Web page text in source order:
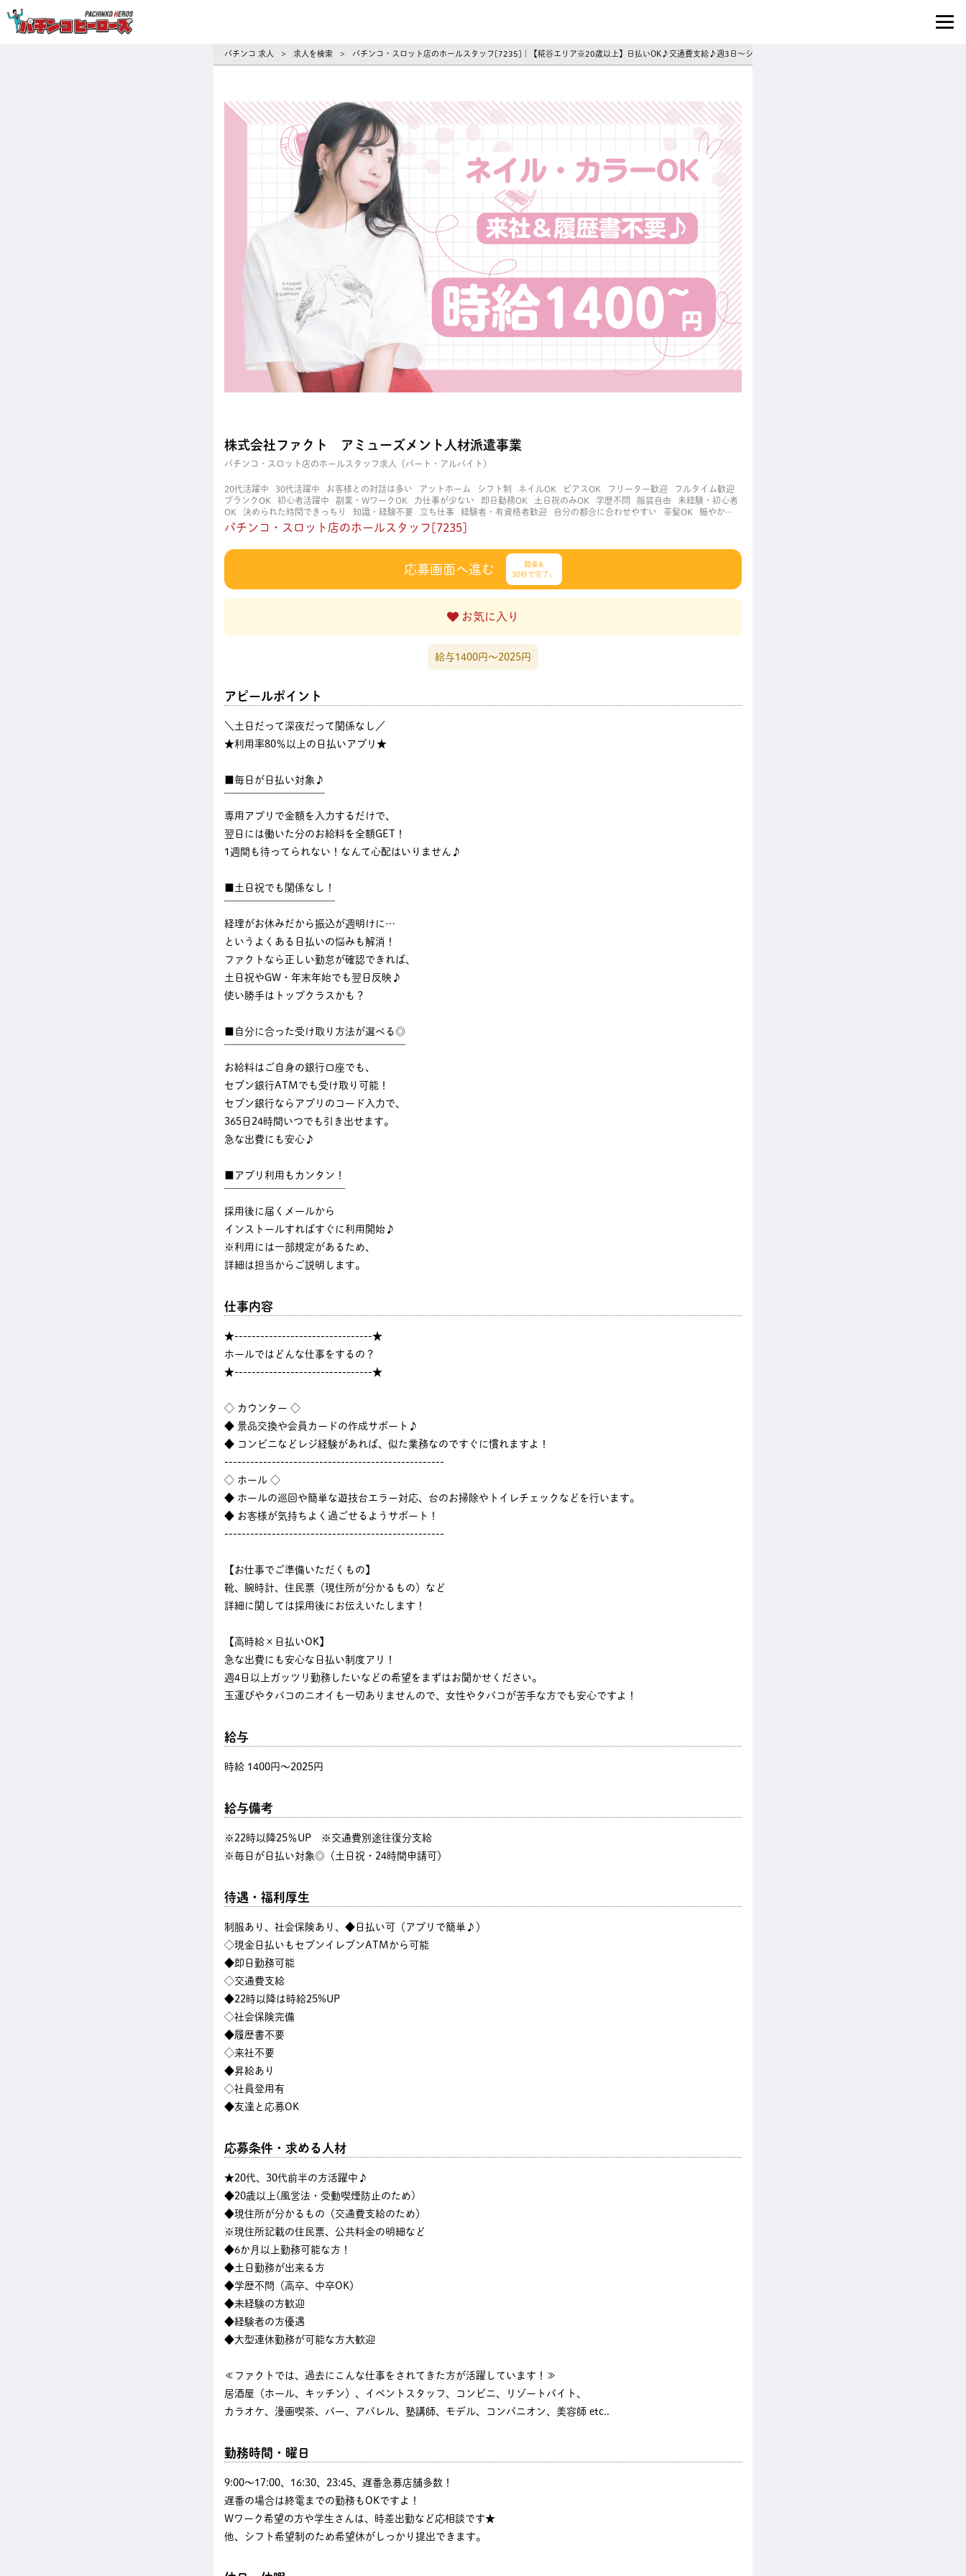
パチンコ 求人 > 求人を検索 > パチンコ・スロット店のホールスタッフ[7235]｜【糀谷エリア※20歳以上】日払いOK♪交通費支給♪週3日～シフト相談◎
株式会社ファクト アミューズメント人材派遣事業
パチンコ・スロット店のホールスタッフ求人（パート・アルバイト）
20代活躍中 30代活躍中 お客様との対話は多い アットホーム シフト制 ネイルOK ピアスOK フリーター歓迎
フルタイム歓迎
ブランクOK
初心者活躍中 副業・WワークOK 力仕事が少ない 即日勤務OK 土日祝のみOK 学歴不問 服装自由
未経験・初心者
OK
決められた時間できっちり 知識・経験不要 立ち仕事 経験者・有資格者歓迎 自分の都合に合わせやすい 茶髪OK
賑やかな
職場
週4日以上OK 長く働ける 長期歓迎 髪型自由 髪色自由
パチンコ・スロット店のホールスタッフ[7235]
応募画面へ進む
簡単&
30秒で完了♩
お気に入り
給与1400円〜2025円
アピールポイント
＼土日だって深夜だって関係なし／
★利用率80％以上の日払いアプリ★
■毎日が日払い対象♪
専用アプリで金額を入力するだけで、
翌日には働いた分のお給料を全額GET！
1週間も待ってられない！なんて心配はいりません♪
■土日祝でも関係なし！
経理がお休みだから振込が週明けに…
というよくある日払いの悩みも解消！
ファクトなら正しい勤怠が確認できれば、
土日祝やGW・年末年始でも翌日反映♪
使い勝手はトップクラスかも？
■自分に合った受け取り方法が選べる◎
お給料はご自身の銀行口座でも、
セブン銀行ATMでも受け取り可能！
セブン銀行ならアプリのコード入力で、
365日24時間いつでも引き出せます。
急な出費にも安心♪
■アプリ利用もカンタン！
採用後に届くメールから
インストールすればすぐに利用開始♪
※利用には一部規定があるため、
詳細は担当からご説明します。
仕事内容
★--------------------------------★
ホールではどんな仕事をするの？
★--------------------------------★
◇ カウンター ◇
◆ 景品交換や会員カードの作成サポート♪
◆ コンビニなどレジ経験があれば、似た業務なのですぐに慣れますよ！
---------------------------------------------------
◇ ホール ◇
◆ ホールの巡回や簡単な遊技台エラー対応、台のお掃除やトイレチェックなどを行います。
◆ お客様が気持ちよく過ごせるようサポート！
---------------------------------------------------
【お仕事でご準備いただくもの】
靴、腕時計、住民票（現住所が分かるもの）など
詳細に関しては採用後にお伝えいたします！
【高時給×日払いOK】
急な出費にも安心な日払い制度アリ！
週4日以上ガッツリ勤務したいなどの希望をまずはお聞かせください。
玉運びやタバコのニオイも一切ありませんので、女性やタバコが苦手な方でも安心ですよ！
給与
時給 1400円〜2025円
給与備考
※22時以降25％UP ※交通費別途往復分支給
※毎日が日払い対象◎（土日祝・24時間申請可）
待遇・福利厚生
制服あり、社会保険あり、◆日払い可（アプリで簡単♪）
◇現金日払いもセブンイレブンATMから可能
◆即日勤務可能
◇交通費支給
◆22時以降は時給25%UP
◇社会保険完備
◆履歴書不要
◇来社不要
◆昇給あり
◇社員登用有
◆友達と応募OK
応募条件・求める人材
★20代、30代前半の方活躍中♪
◆20歳以上(風営法・受動喫煙防止のため)
◆現住所が分かるもの（交通費支給のため）
※現住所記載の住民票、公共料金の明細など
◆6か月以上勤務可能な方！
◆土日勤務が出来る方
◆学歴不問（高卒、中卒OK）
◆未経験の方歓迎
◆経験者の方優遇
◆大型連休勤務が可能な方大歓迎
≪ファクトでは、過去にこんな仕事をされてきた方が活躍しています！≫
居酒屋（ホール、キッチン）、イベントスタッフ、コンビニ、リゾートバイト、
カラオケ、漫画喫茶、バー、アパレル、塾講師、モデル、コンパニオン、美容師 etc..
勤務時間・曜日
9:00〜17:00、16:30、23:45、遅番急募店舗多数！
遅番の場合は終電までの勤務もOKですよ！
Wワーク希望の方や学生さんは、時差出勤など応相談です★
他、シフト希望制のため希望休がしっかり提出できます。